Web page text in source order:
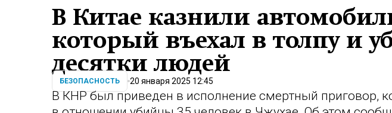
В Китае казнили
который въехал в толпу и
десятки людей
БЕЗОПАСНОСТЬ 20 января 2025 12:45
В КНР был приведен в исполнение смертный приговор,